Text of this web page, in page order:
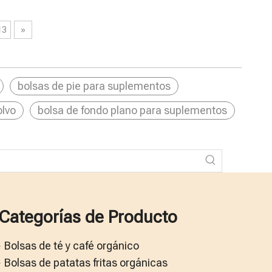
»
bolsas de pie para suplementos
bolsa de fondo plano para suplementos
Categorías de Producto
Bolsas de té y café orgánico
Bolsas de patatas fritas orgánicas